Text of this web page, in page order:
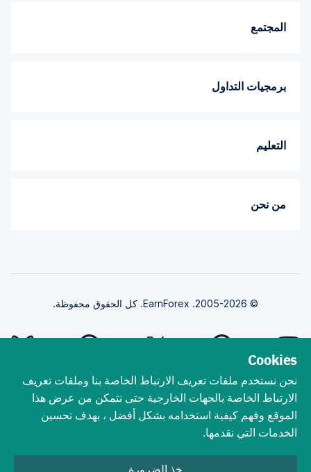
المجتمع
برمجيات التداول
التعليم
من نحن
© 2005-2026. EarnForex. كل الحقوق محفوظة.
طورت بواسطة
Cookies
نحن نستخدم ملفات تعريف الارتباط الخاصة بنا وملفات تعريف
الارتباط الخاصة بالجهات الخارجية حتى نتمكن من عرض هذا
الموقع وفهم كيفية استخدامه بشكل أفضل ، بهدف تحسين
الخدمات التي نقدمها.
خذ الضرورة